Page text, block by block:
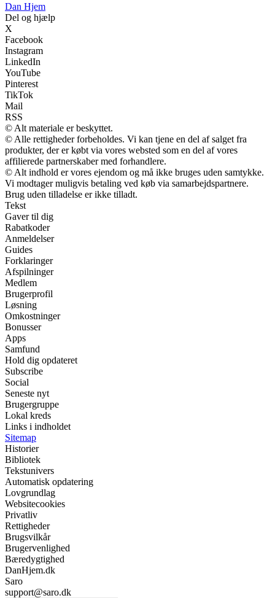
Dan Hjem
Del og hjælp
X
Facebook
Instagram
LinkedIn
YouTube
Pinterest
TikTok
Mail
RSS
© Alt materiale er beskyttet.
© Alle rettigheder forbeholdes. Vi kan tjene en del af salget fra
produkter, der er købt via vores websted som en del af vores
affilierede partnerskaber med forhandlere.
© Alt indhold er vores ejendom og må ikke bruges uden samtykke.
Vi modtager muligvis betaling ved køb via samarbejdspartnere.
Brug uden tilladelse er ikke tilladt.
Tekst
Gaver til dig
Rabatkoder
Anmeldelser
Guides
Forklaringer
Afspilninger
Medlem
Brugerprofil
Løsning
Omkostninger
Bonusser
Apps
Samfund
Hold dig opdateret
Subscribe
Social
Seneste nyt
Brugergruppe
Lokal kreds
Links i indholdet
Sitemap
Historier
Bibliotek
Tekstunivers
Automatisk opdatering
Lovgrundlag
Websitecookies
Privatliv
Rettigheder
Brugsvilkår
Brugervenlighed
Bæredygtighed
DanHjem.dk
Saro
support@saro.dk